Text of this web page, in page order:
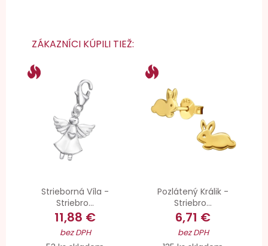
ZÁKAZNÍCI KÚPILI TIEŽ:
Strieborná Víla -
Striebro...
11,88 €
bez DPH
Pozlátený Králik -
Striebro...
6,71 €
bez DPH